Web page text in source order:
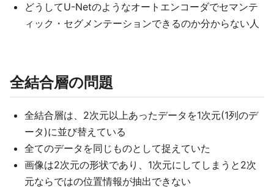
どうしてU-Netのようなオートエンコーダでセマンテ
ィック・セグメンテーションできるのか分からない人
全結合層の問題
全結合層は、2次元以上あったデータを1次元(1列のデ
ータ)に並び替えている
全てのデータを同じものとして捉えていた
画像は2次元の形状であり、1次元にしてしまうと2次
元ならではの位置情報が抽出できない